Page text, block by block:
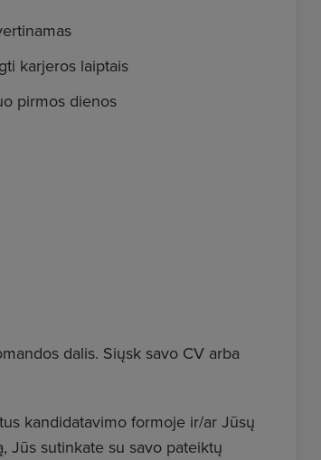
karjeros laiptais
pirmos dienos
dalis. Siųsk savo CV arba
kandidatavimo formoje ir/ar Jūsų
Jūs sutinkate su savo pateiktų